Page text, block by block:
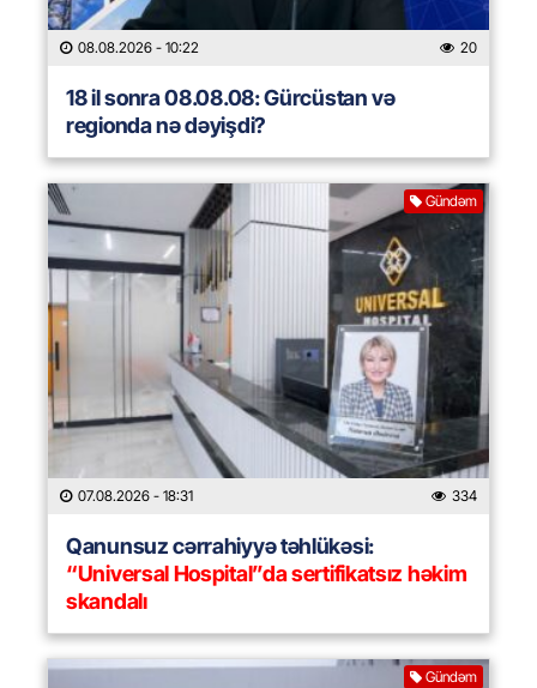
08.08.2026 - 10:22 20
18 il sonra 08.08.08: Gürcüstan və
regionda nə dəyişdi?
Gündəm
07.08.2026 - 18:31 334
Qanunsuz cərrahiyyə təhlükəsi:
“Universal Hospital”da sertifikatsız həkim
skandalı
Gündəm